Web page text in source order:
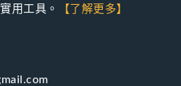
用工具。
【了解更多】